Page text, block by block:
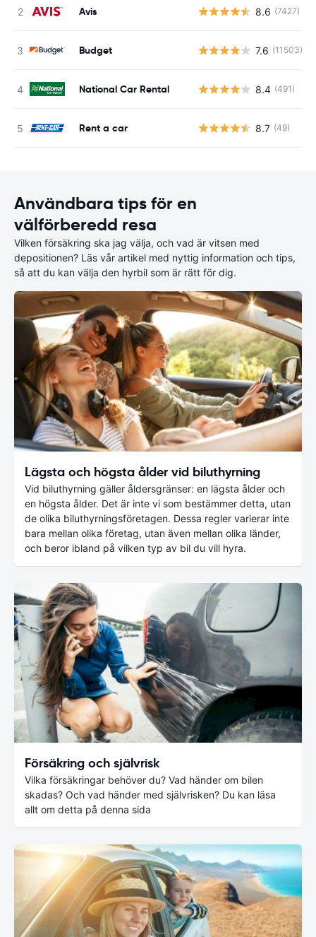
Avis 8.6 (7427)
Budget 7.6 (11503)
National Car Rental 8.4 (491)
Rent a car 8.7 (49)
Användbara tips för en
välförberedd resa
Vilken försäkring ska jag välja, och vad är vitsen med
depositionen? Läs vår artikel med nyttig information och tips,
så att du kan välja den hyrbil som är rätt för dig.
Lägsta och högsta ålder vid biluthyrning
Vid biluthyrning gäller åldersgränser: en lägsta ålder och
en högsta ålder. Det är inte vi som bestämmer detta, utan
de olika biluthyrningsföretagen. Dessa regler varierar inte
bara mellan olika företag, utan även mellan olika länder,
och beror ibland på vilken typ av bil du vill hyra.
Försäkring och självrisk
Vilka försäkringar behöver du? Vad händer om bilen
skadas? Och vad händer med självrisken? Du kan läsa
allt om detta på denna sida